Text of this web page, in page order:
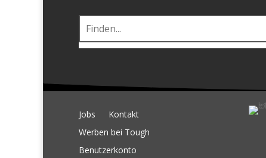
Jobs
Kontakt
Werben bei Tough
Benutzerkonto